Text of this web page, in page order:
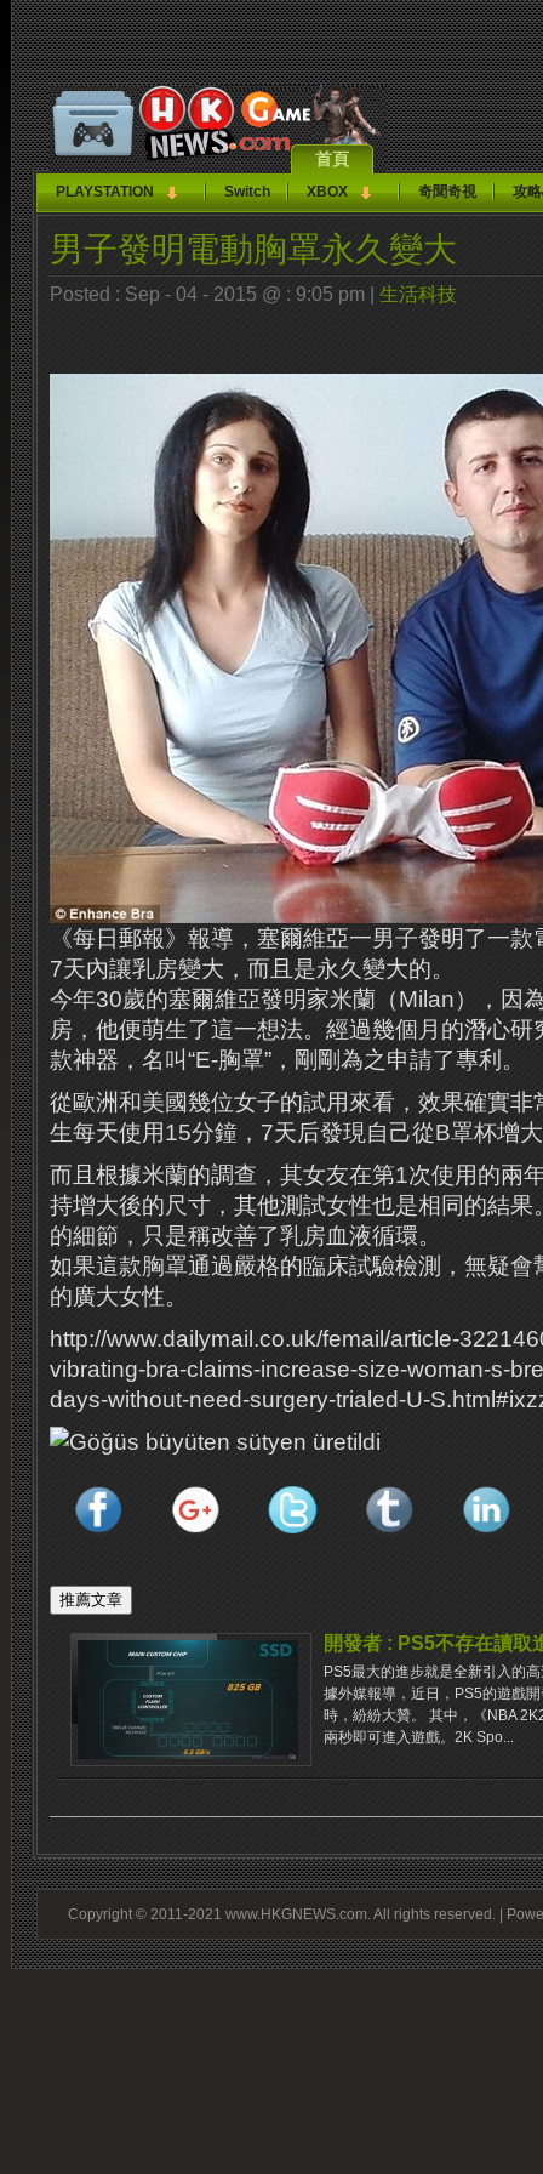
首頁
PLAYSTATION Switch XBOX 奇聞奇視 攻
男子發明電動胸罩永久變大
Posted : Sep - 04 - 2015 @ : 9:05 pm | 生活科技
《每日郵報》報導，塞爾維亞一男子發明了一
7天內讓乳房變大，而且是永久變大的。
今年30歲的塞爾維亞發明家米蘭（Milan），因
房，他便萌生了這一想法。經過幾個月的潛心
款神器，名叫“E-胸罩”，剛剛為之申請了專利。
從歐洲和美國幾位女子的試用來看，效果確實非
生每天使用15分鐘，7天后發現自己從B罩杯增
而且根據米蘭的調查，其女友在第1次使用的兩
持增大後的尺寸，其他測試女性也是相同的結果
的細節，只是稱改善了乳房血液循環。
如果這款胸罩通過嚴格的臨床試驗檢測，無疑會
的廣大女性。
http://www.dailymail.co.uk/femail/article-
vibrating-bra-claims-increase-size-woman-s-
days-without-need-surgery-trialed-U-
開發者 : PS5不存在讀取
PS5最大的進步就是全新引入的
據外媒報導，近日，PS5的遊戲
時，紛紛大贊。 其中，《NBA
兩秒即可進入遊戲。2K Spo...
Copyright © 2011-2021 www.HKGNEWS.com. All rights reserved. |